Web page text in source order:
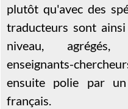
plutôt qu'avec des
traducteurs sont
niveau, agrégés,
enseignants-
ensuite polie par
français.